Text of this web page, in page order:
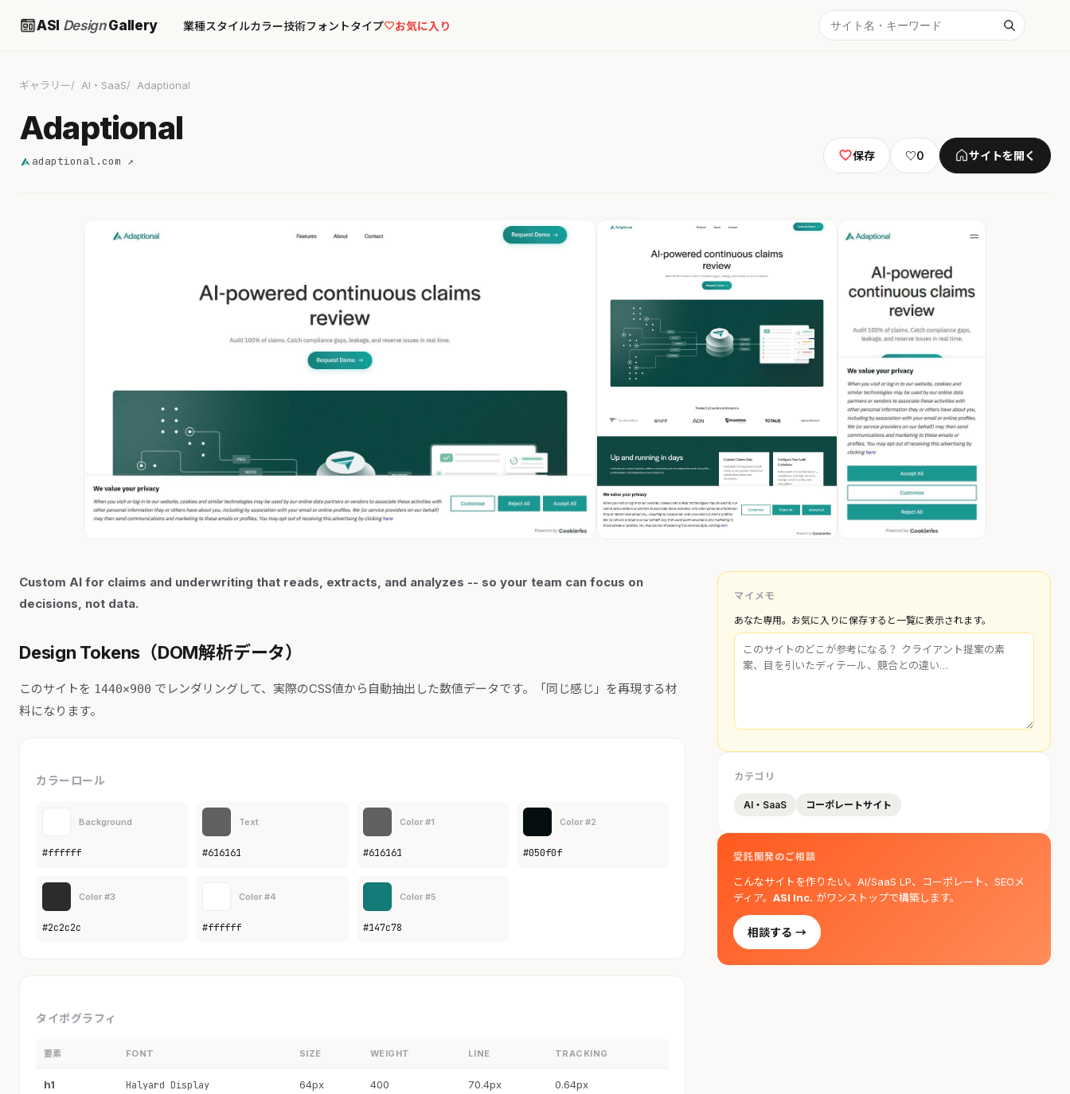
ASI DesignGallery 業種スタイルカラー技術フォントタイプ お気に入り
ギャラリー AI・SaaS Adaptional
Adaptional
adaptional.com ↗ 保存 ♡0 サイトを開く
Custom AI for claims and underwriting that reads, extracts, and analyzes -- so your team can focus on
decisions, not data.
Design Tokens（DOM解析データ）
このサイトを 1440×900 でレンダリングして、実際のCSS値から自動抽出した数値データです。「同じ感じ」を再現する材
料になります。
カラーロール
Background
#ffffff
Text
#616161
Color #1
#616161
Color #2
#050f0f
Color #3
#2c2c2c
Color #4
#ffffff
Color #5
#147c78
タイポグラフィ
要素 FONT SIZE WEIGHT LINE TRACKING
h1 Halyard Display 64px 400 70.4px 0.64px
マイメモ
あなた専用。お気に入りに保存すると一覧に表示されます。
カテゴリ
AI・SaaS コーポレートサイト
受託開発のご相談
こんなサイトを作りたい。AI/SaaS LP、コーポレート、SEOメ
ディア。ASI Inc. がワンストップで構築します。
相談する →